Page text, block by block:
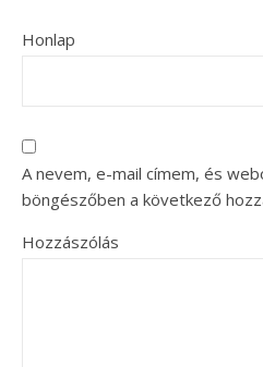
Honlap
A nevem, e-mail címem, és
böngészőben a következő
Hozzászólás